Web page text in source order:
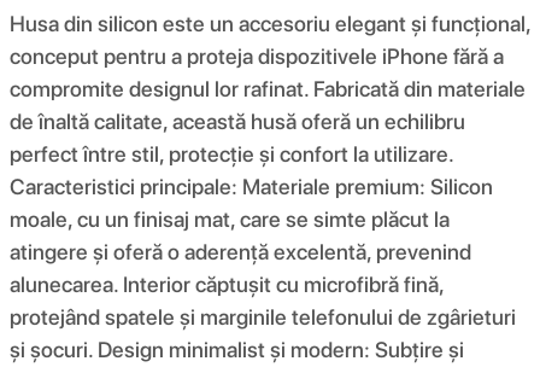
Husa din silicon este un accesoriu elegant și funcțional,
conceput pentru a proteja dispozitivele iPhone fără a
compromite designul lor rafinat. Fabricată din materiale
de înaltă calitate, această husă oferă un echilibru
perfect între stil, protecție și confort la utilizare.
Caracteristici principale: Materiale premium: Silicon
moale, cu un finisaj mat, care se simte plăcut la
atingere și oferă o aderență excelentă, prevenind
alunecarea. Interior căptușit cu microfibră fină,
protejând spatele și marginile telefonului de zgârieturi
și șocuri. Design minimalist și modern: Subțire și